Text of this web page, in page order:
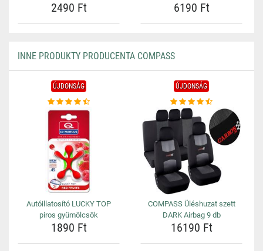
2490 Ft 6190 Ft
INNE PRODUKTY PRODUCENTA COMPASS
ÚJDONSÁG
Autóillatosító LUCKY TOP
piros gyümölcsök
1890 Ft
ÚJDONSÁG
COMPASS Üléshuzat szett
DARK Airbag 9 db
16190 Ft